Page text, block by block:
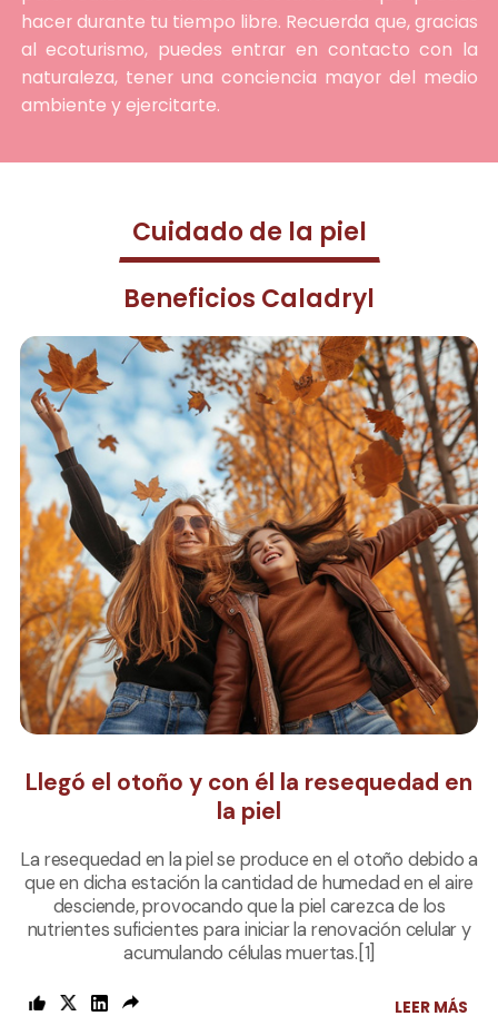
hacer durante tu tiempo libre. Recuerda que, gracias
al ecoturismo, puedes entrar en contacto con la
naturaleza, tener una conciencia mayor del medio
ambiente y ejercitarte.
Cuidado de la piel
Beneficios Caladryl
Llegó el otoño y con él la resequedad en
la piel
La resequedad en la piel se produce en el otoño debido a
que en dicha estación la cantidad de humedad en el aire
desciende, provocando que la piel carezca de los
nutrientes suficientes para iniciar la renovación celular y
acumulando células muertas.[1]
LEER MÁS